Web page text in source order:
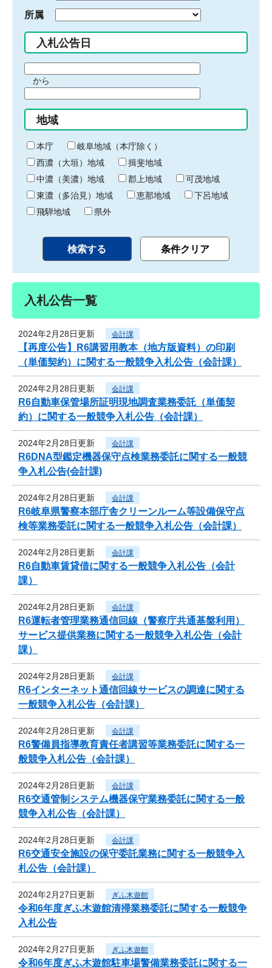
所属
入札公告日
間
始
り
から
間
終
わ
り
地域
本庁
岐阜地域（本庁除く）
西濃（大垣）地域
揖斐地域
中濃（美濃）地域
郡上地域
可茂地域
東濃（多治見）地域
恵那地域
下呂地域
飛騨地域
県外
入札公告一覧
2024年2月28日更新 会計課
【再度公告】R6講習用教本（地方版資料）の印刷
（単価契約）に関する一般競争入札公告（会計課）
2024年2月28日更新 会計課
R6自動車保管場所証明現地調査業務委託（単価契
約）に関する一般競争入札公告（会計課）
2024年2月28日更新 会計課
R6DNA型鑑定機器保守点検業務委託に関する一般競
争入札公告(会計課)
2024年2月28日更新 会計課
R6岐阜県警察本部庁舎クリーンルーム等設備保守点
検等業務委託に関する一般競争入札公告（会計課）
2024年2月28日更新 会計課
R6自動車賃貸借に関する一般競争入札公告（会計
課）
2024年2月28日更新 会計課
R6運転者管理業務通信回線（警察庁共通基盤利用）
サービス提供業務に関する一般競争入札公告（会計
課）
2024年2月28日更新 会計課
R6インターネット通信回線サービスの調達に関する
一般競争入札公告（会計課）
2024年2月28日更新 会計課
R6警備員指導教育責任者講習等業務委託に関する一
般競争入札公告（会計課）
2024年2月28日更新 会計課
R6交通管制システム機器保守業務委託に関する一般
競争入札公告（会計課）
2024年2月28日更新 会計課
R6交通安全施設の保守委託業務に関する一般競争入
札公告（会計課）
2024年2月27日更新 ぎふ木遊館
令和6年度ぎふ木遊館清掃業務委託に関する一般競争
入札公告
2024年2月27日更新 ぎふ木遊館
令和6年度ぎふ木遊館駐車場警備業務委託に関する一